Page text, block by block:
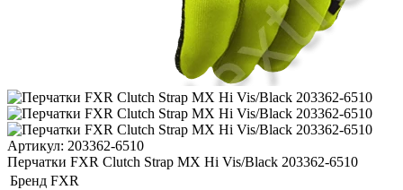
Артикул: 203362-6510
Перчатки FXR Clutch Strap MX Hi Vis/Black 203362-6510
Бренд FXR